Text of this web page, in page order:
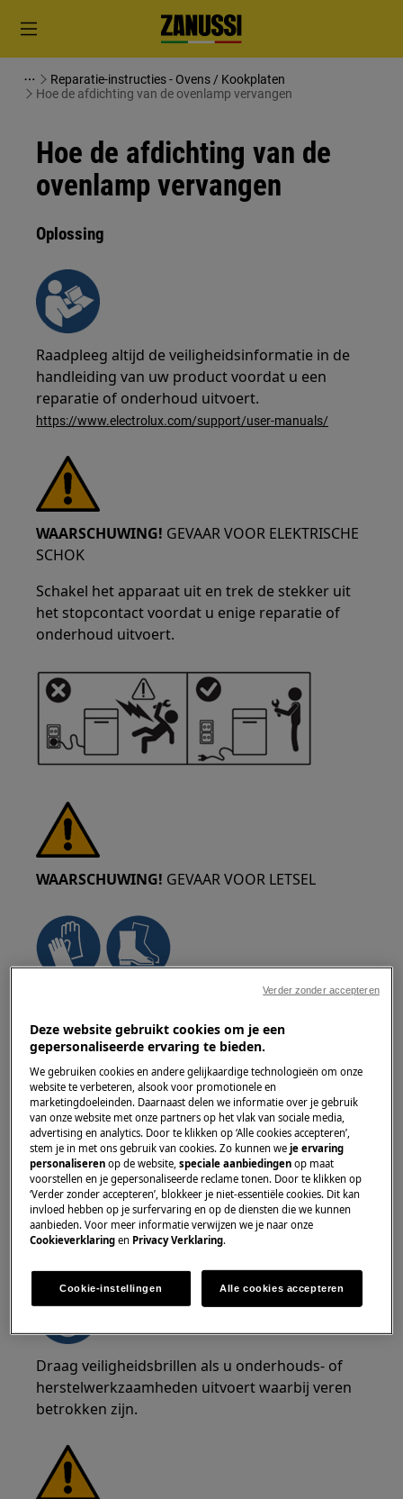
Reparatie-instructies - Ovens / Kookplaten
Hoe de afdichting van de ovenlamp vervangen
Hoe de afdichting van de
ovenlamp vervangen
Oplossing
Raadpleeg altijd de veiligheidsinformatie in de
handleiding van uw product voordat u een
reparatie of onderhoud uitvoert.
https://www.electrolux.com/support/user-manuals/
WAARSCHUWING! GEVAAR VOOR ELEKTRISCHE
SCHOK
Schakel het apparaat uit en trek de stekker uit
het stopcontact voordat u enige reparatie of
onderhoud uitvoert.
WAARSCHUWING! GEVAAR VOOR LETSEL
Wees altijd voorzichtig bij het verplaatsen van
apparaten. Voor zware apparaten is het het
veiligst als twee personen het verplaatsen.
Gebruik altijd veiligheidshandschoenen en
veiligheidsschoenen. Draag te allen tijde
veiligheidshandschoenen om je te beschermen
tegen snijwonden door scherpe randen.
WAARSCHUWING!RISICO OP OOGLETSEL
Draag veiligheidsbrillen als u onderhouds- of
herstelwerkzaamheden uitvoert waarbij veren
betrokken zijn.
Deze website gebruikt cookies om je een
gepersonaliseerde ervaring te bieden.
We gebruiken cookies en andere gelijkaardige technologieën om onze
website te verbeteren, alsook voor promotionele en
marketingdoeleinden. Daarnaast delen we informatie over je gebruik
van onze website met onze partners op het vlak van sociale media,
advertising en analytics. Door te klikken op ‘Alle cookies accepteren’,
stem je in met ons gebruik van cookies. Zo kunnen weje ervaring
personaliseren op de website,speciale aanbiedingen op maat
voorstellen en je gepersonaliseerde reclame tonen. Door te klikken op
‘Verder zonder accepteren’, blokkeer je niet-essentiële cookies. Dit kan
invloed hebben op je surfervaring en op de diensten die we kunnen
aanbieden. Voor meer informatie verwijzen we je naar onze
Cookieverklaring en Privacy Verklaring.
Cookie-instellingen Alle cookies accepteren
Verder zonder accepteren